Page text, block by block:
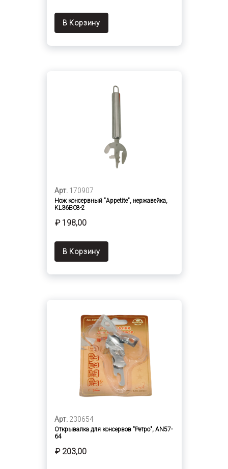
В Корзину
Арт. 170907
Нож консервный "Appetite", нержавейка,
KL36B08-2
₽ 198,00
В Корзину
Арт. 230654
Открывалка для консервов "Ретро", AN57-
64
₽ 203,00